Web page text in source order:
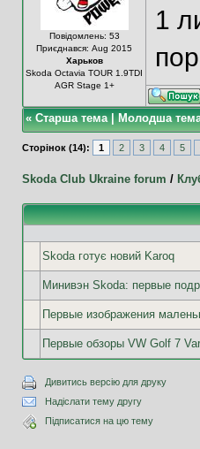
Повідомлень: 53
Приєднався: Aug 2015
Харьков
Skoda Octavia TOUR 1.9TDI
AGR Stage 1+
1
«Старша тема|Молодша
Сторінок (14): 1 2 3 4 5
Skoda Club Ukraine forum /
Skoda готує новий Karoq
Минивэн Skoda: первые
Первые изображения
Первые обзоры VW Golf 7
Дивитись версію для друку
Надіслати тему другу
Підписатися на цю тему